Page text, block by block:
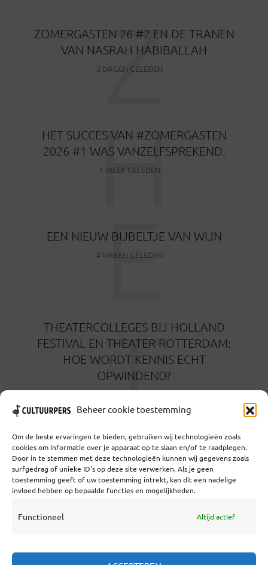
Beheer cookie toestemming
Om de beste ervaringen te bieden, gebruiken wij technologieën zoals
cookies om informatie over je apparaat op te slaan en/of te raadplegen.
Door in te stemmen met deze technologieën kunnen wij gegevens zoals
surfgedrag of unieke ID's op deze site verwerken. Als je geen
toestemming geeft of uw toestemming intrekt, kan dit een nadelige
invloed hebben op bepaalde functies en mogelijkheden.
Functioneel Altijd actief
ZOMERGASTEN 26 #2 EN DE TRANEN
VAN NASRAH HABIBALLAH
3 DAGEN GELEDEN
Z
HET SUCCES VAN #ZOMERGASTEN
2026 #1 WAS VANZELFSPREKEND.
1 WEEK GELEDEN
H
EEN NIEUW BIJBELTJE VAN WIJN
4 WEKEN GELEDEN
E
THEATERCOLLEGES BIJ HOLLAND
FESTIVAL EN THEATER ROTTERDAM:
HOE WORDT KENNIS ECHT
OPWINDEND?
T
Coöperatief Cultureel Persbureau U.A. | Salzburg 29 |
3524KS Utrecht | KvK: 55573592 |Btw: